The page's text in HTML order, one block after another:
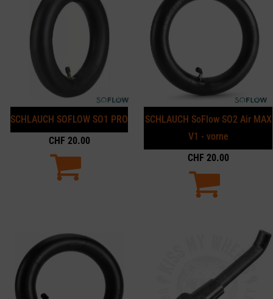
SCHLAUCH SOFLOW SO1 PRO
CHF 20.00
SCHLAUCH SoFlow SO2 Air MAX
V1 - vorne
CHF 20.00